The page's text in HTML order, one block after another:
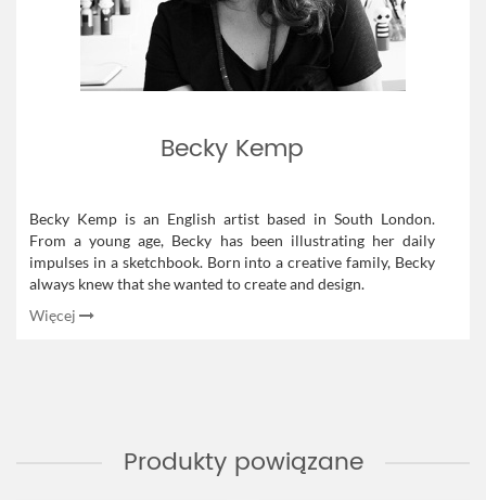
Becky Kemp
Becky Kemp is an English artist based in South London.
From a young age, Becky has been illustrating her daily
impulses in a sketchbook. Born into a creative family, Becky
always knew that she wanted to create and design.
Więcej
Produkty powiązane